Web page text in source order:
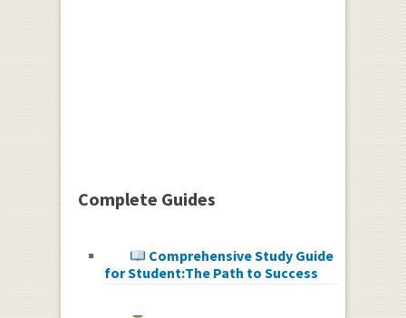
Complete Guides
Comprehensive Study Guide
for Student:The Path to Success